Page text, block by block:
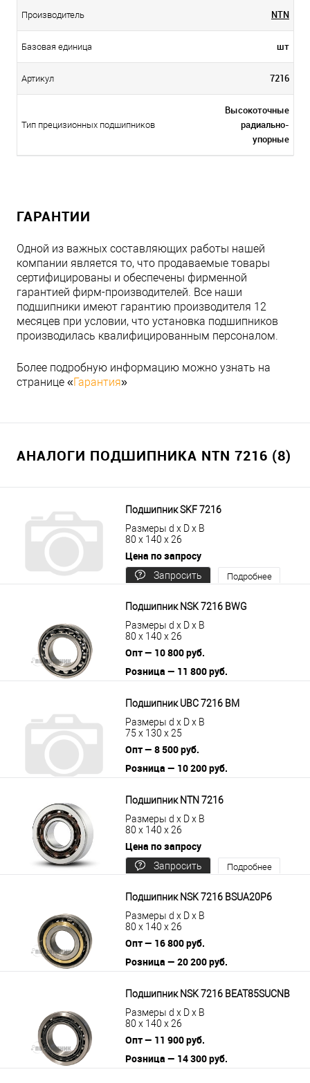
Производитель NTN
Базовая единица шт
Артикул 7216
Тип прецизионных подшипников
Высокоточные
радиально-
упорные
ГАРАНТИИ
Одной из важных составляющих работы нашей
компании является то, что продаваемые товары
сертифицированы и обеспечены фирменной
гарантией фирм-производителей. Все наши
подшипники имеют гарантию производителя 12
месяцев при условии, что установка подшипников
производилась квалифицированным персоналом.
Более подробную информацию можно узнать на
странице «Гарантия»
АНАЛОГИ ПОДШИПНИКА NTN 7216 (8)
Подшипник SKF 7216
Размеры d x D x B
80 x 140 x 26
Цена по запросу
Запросить
Подробнее
Подшипник NSK 7216 BWG
Размеры d x D x B
80 x 140 x 26
Опт — 10 800 руб.
Розница — 11 800 руб.
Подшипник UBC 7216 BM
Размеры d x D x B
75 x 130 x 25
Опт — 8 500 руб.
Розница — 10 200 руб.
Подшипник NTN 7216
Размеры d x D x B
80 x 140 x 26
Цена по запросу
Запросить
Подробнее
Подшипник NSK 7216 BSUA20P6
Размеры d x D x B
80 x 140 x 26
Опт — 16 800 руб.
Розница — 20 200 руб.
Подшипник NSK 7216 BEAT85SUCNB
Размеры d x D x B
80 x 140 x 26
Опт — 11 900 руб.
Розница — 14 300 руб.